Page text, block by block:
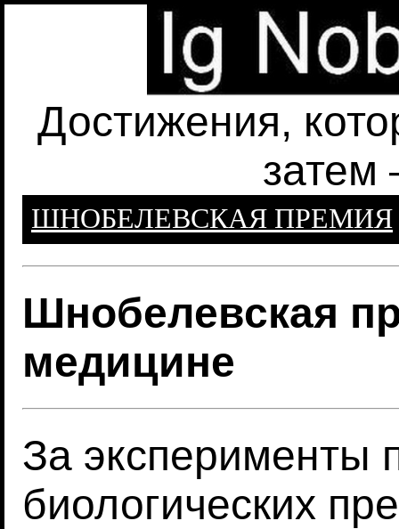
Достижения,
затем
ШНОБЕЛЕВСКАЯ ПРЕМИЯ
Шнобелевская
медицине
За эксперименты
биологических